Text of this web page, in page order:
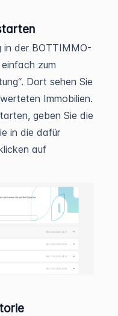
in der BOTTIMMO-
zum
Dort sehen Sie
Immobilien.
geben Sie die
in die dafür
auf